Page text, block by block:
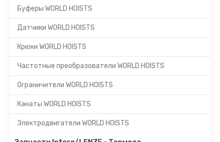
Буферы WORLD HOISTS
Датчики WORLD HOISTS
Крюки WORLD HOISTS
Частотные преобразователи WORLD HOISTS
Ограничители WORLD HOISTS
Канаты WORLD HOISTS
Электродвигатели WORLD HOISTS